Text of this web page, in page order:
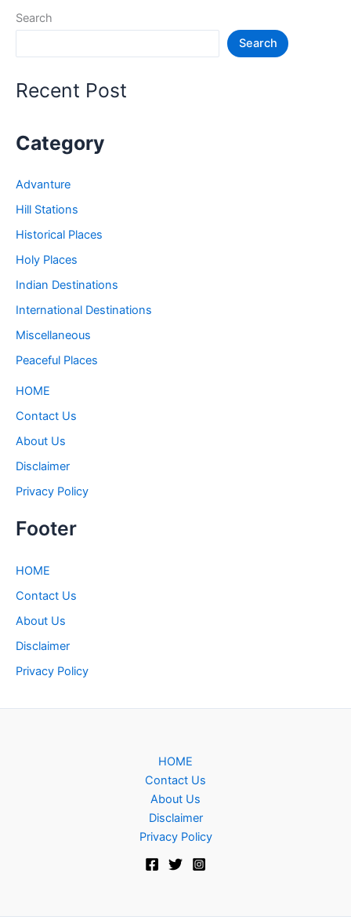
जगह
Places
Search
Search
Recent Post
Category
Advanture
Hill Stations
Historical Places
Holy Places
Indian Destinations
International Destinations
Miscellaneous
Peaceful Places
HOME
Contact Us
About Us
Disclaimer
Privacy Policy
Footer
HOME
Contact Us
About Us
Disclaimer
Privacy Policy
HOME
Contact Us
About Us
Disclaimer
Privacy Policy